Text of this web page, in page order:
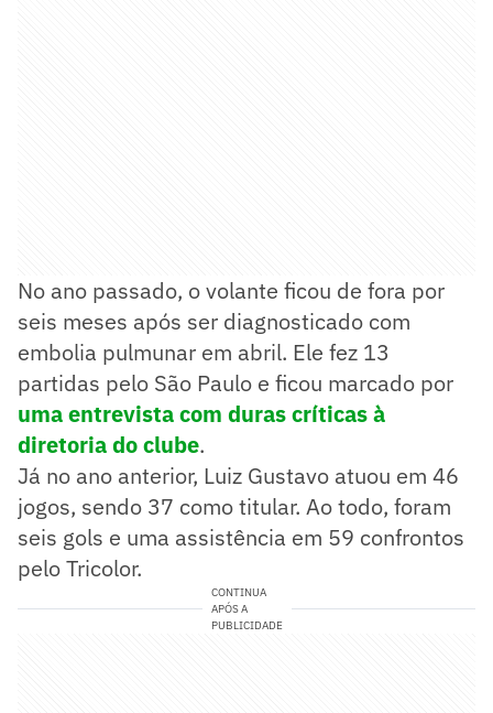
No ano passado, o volante ficou de fora por
seis meses após ser diagnosticado com
embolia pulmunar em abril. Ele fez 13
partidas pelo São Paulo e ficou marcado por
uma entrevista com duras críticas à
diretoria do clube.
Já no ano anterior, Luiz Gustavo atuou em 46
jogos, sendo 37 como titular. Ao todo, foram
seis gols e uma assistência em 59 confrontos
pelo Tricolor.
CONTINUA
APÓS A
PUBLICIDADE